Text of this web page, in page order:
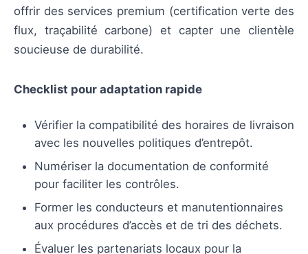
offrir des services premium (certification verte des
flux, traçabilité carbone) et capter une clientèle
soucieuse de durabilité.
Checklist pour adaptation rapide
Vérifier la compatibilité des horaires de livraison
avec les nouvelles politiques d’entrepôt.
Numériser la documentation de conformité
pour faciliter les contrôles.
Former les conducteurs et manutentionnaires
aux procédures d’accès et de tri des déchets.
Évaluer les partenariats locaux pour la